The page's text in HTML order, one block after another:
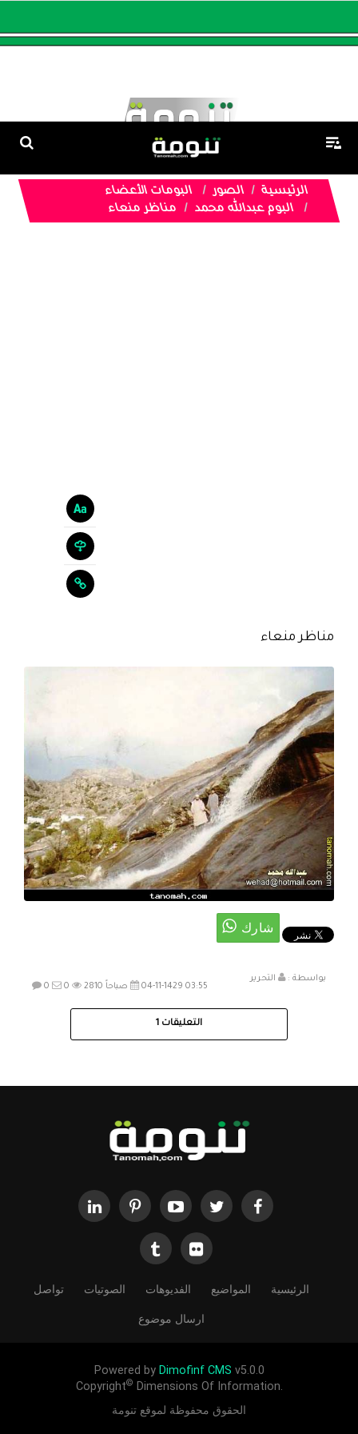
الرئيسية الصور
البومات الأعضاء
البوم عبدالله محمد
مناظر منعاء
مناظر منعاء
بواسطة :
التحرير
04-11-1429 03:55 صباحاً
0 0 2810
التعليقات 1
الرئيسية المواضيع الفديوهات الصوتيات تواصل
ارسال موضوع
Powered by Dimofinf CMS v5.0.0
Copyright© Dimensions Of Information.
الحقوق محفوظة لموقع تنومة